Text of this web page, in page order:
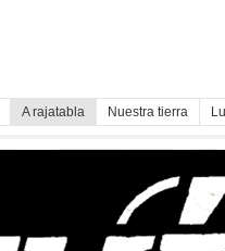
A rajatabla Nuestra tierra